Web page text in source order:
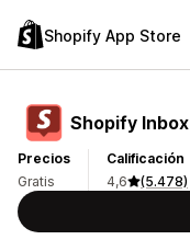
Shopify App Store
Shopify Inbox
Precios
Gratis
Calificación
4,6
(5.478)